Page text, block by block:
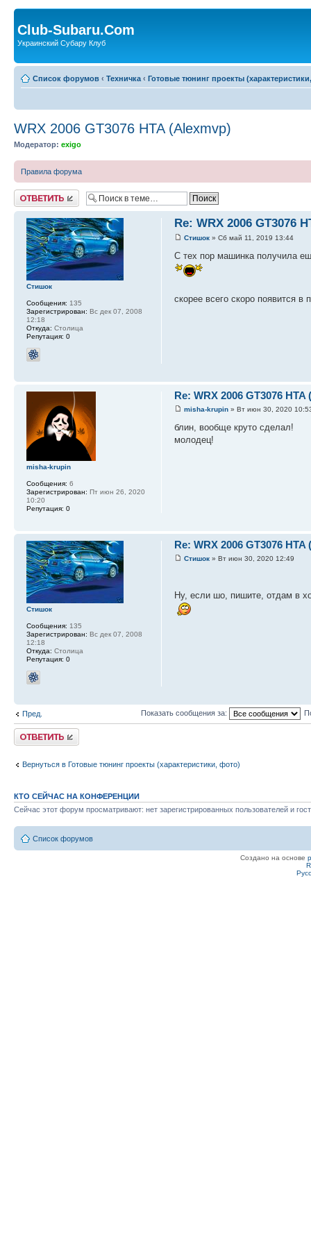
Club-Subaru.Com
Украинский Субару Клуб
Список форумов ‹ Техничка ‹ Готовые тюнинг проекты
WRX 2006 GT3076 HTA (Alexmvp)
Модератор: exigo
Правила форума
Ответить
Re: WRX 2006 GT3076
Стишок» Сб май 11, 2019 13:44
С тех пор машинка получила
скорее всего скоро появится в
Стишок
Сообщения: 135
Зарегистрирован: Вс дек 07, 2008
12:18
Откуда: Столица
Репутация: 0
Re: WRX 2006 GT3076 HTA
misha-krupin» Вт июн 30, 2020
блин, вообще круто сделал!
молодец!
misha-krupin
Сообщения: 6
Зарегистрирован: Пт июн 26, 2020
10:20
Репутация: 0
Re: WRX 2006 GT3076 HTA
Стишок» Вт июн 30, 2020 12:49
Ну, если шо, пишите, отдам в
Стишок
Сообщения: 135
Зарегистрирован: Вс дек 07, 2008
12:18
Откуда: Столица
Репутация: 0
Пред. Показать сообщения за:
Ответить
Вернуться в Готовые тюнинг проекты (характеристики, фото)
КТО СЕЙЧАС НА КОНФЕРЕНЦИИ
Сейчас этот форум просматривают: нет зарегистрированных пользователей и
Список форумов
Создано на основе